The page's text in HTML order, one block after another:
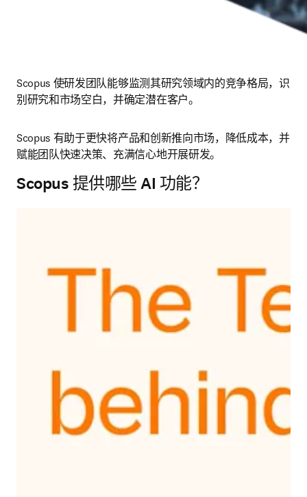
Scopus 使研发团队能够监测其研究领域内的竞争格局，识
别研究和市场空白，并确定潜在客户。
Scopus 有助于更快将产品和创新推向市场，降低成本，并
赋能团队快速决策、充满信心地开展研发。
Scopus 提供哪些 AI 功能？